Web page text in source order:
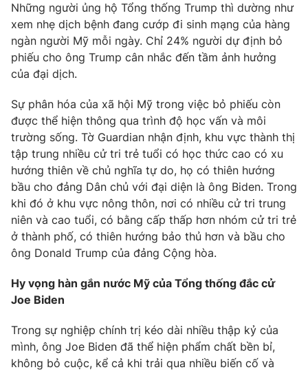
Những người ủng hộ Tổng thống Trump thì dường như
xem nhẹ dịch bệnh đang cướp đi sinh mạng của hàng
ngàn người Mỹ mỗi ngày. Chỉ 24% người dự định bỏ
phiếu cho ông Trump cân nhắc đến tầm ảnh hưởng
của đại dịch.
Sự phân hóa của xã hội Mỹ trong việc bỏ phiếu còn
được thể hiện thông qua trình độ học vấn và môi
trường sống. Tờ Guardian nhận định, khu vực thành thị
tập trung nhiều cử tri trẻ tuổi có học thức cao có xu
hướng thiên về chủ nghĩa tự do, họ có thiên hướng
bầu cho đảng Dân chủ với đại diện là ông Biden. Trong
khi đó ở khu vực nông thôn, nơi có nhiều cử tri trung
niên và cao tuổi, có bằng cấp thấp hơn nhóm cử tri trẻ
ở thành phố, có thiên hướng bảo thủ hơn và bầu cho
ông Donald Trump của đảng Cộng hòa.
Hy vọng hàn gắn nước Mỹ của Tổng thống đắc cử
Joe Biden
Trong sự nghiệp chính trị kéo dài nhiều thập kỷ của
mình, ông Joe Biden đã thể hiện phẩm chất bền bỉ,
không bỏ cuộc, kể cả khi trải qua nhiều biến cố và